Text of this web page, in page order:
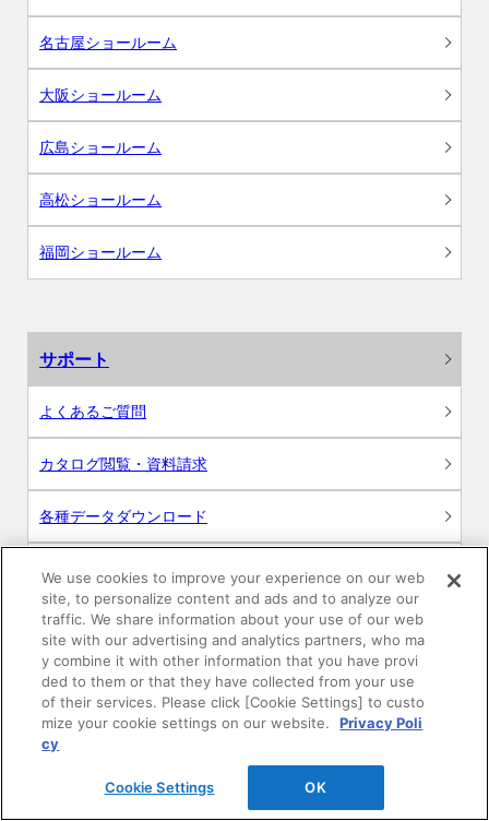
名古屋ショールーム
大阪ショールーム
広島ショールーム
高松ショールーム
福岡ショールーム
サポート
よくあるご質問
カタログ閲覧・資料請求
各種データダウンロード
WEB見積・各種シミュレーション
交換用部品の購入
修理・点検
お問い合わせ
We use cookies to improve your experience on our web
site, to personalize content and ads and to analyze our
traffic. We share information about your use of our web
site with our advertising and analytics partners, who ma
y combine it with other information that you have provi
ded to them or that they have collected from your use
of their services. Please click [Cookie Settings] to custo
mize your cookie settings on our website.
Privacy Poli
cy
Cookie Settings OK